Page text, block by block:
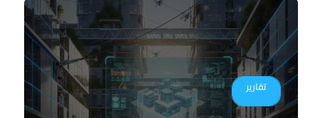
تقارير